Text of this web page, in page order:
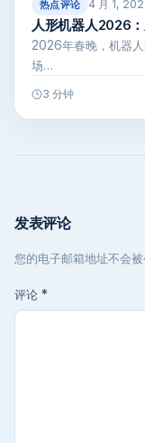
热点评论 4 月 1,
人形机器人2026
2026年春晚，机器
场…
3 分钟
发表评论
您的电子邮箱地址不会
评论 *